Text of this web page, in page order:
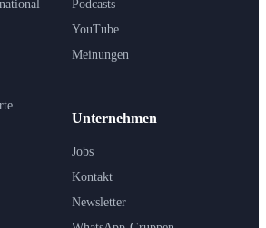
Podcasts
YouTube
Meinungen
Unternehmen
Jobs
Kontakt
Newsletter